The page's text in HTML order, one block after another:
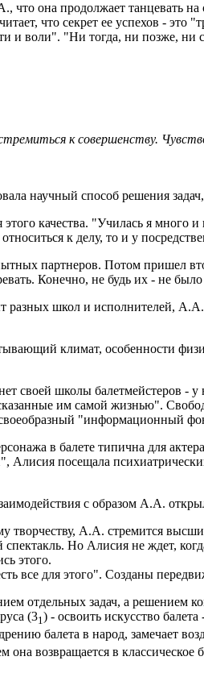
она продолжает танцевать на
что секрет ее успехов -
и воли". "Ни тогда, ни позже,
к совершенству.
научный способ решения
качества. "Училась я много
к делу, то и у
партнеров. Потом пришел
Конечно, не будь их - не
разных школ и исполнителей,
климат, особенности
школы балетмейстеров - у
им самой жизнью".
"информационный
в балете типична для
Алисия посещала
с образом А.А.
творчеству, А.А. стремится
Но Алисия не ждет,
этого.
все для этого". Созданы
отдельных задач, а решением
(31 ) - освоить искусство
балета в народ, замечает
она возвращается в